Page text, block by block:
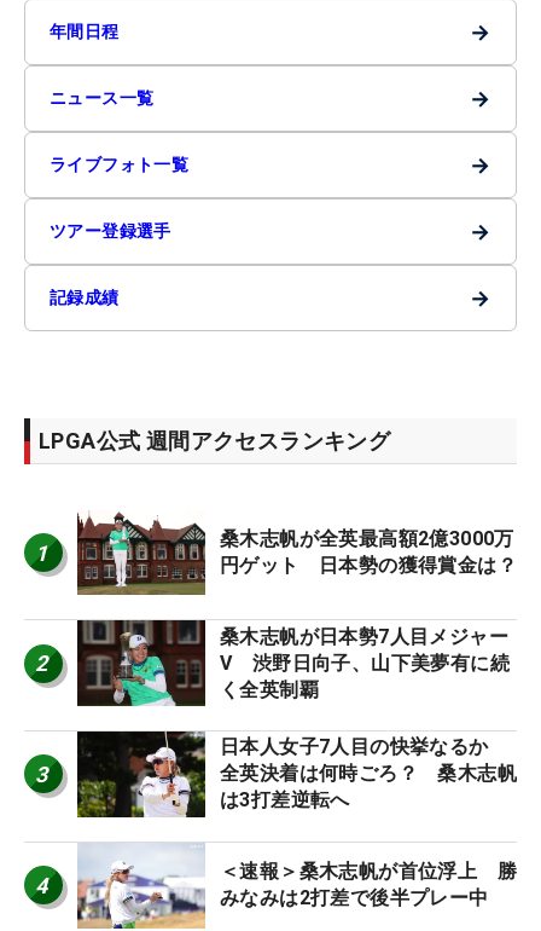
年間日程 →
ニュース一覧 →
ライブフォト一覧 →
ツアー登録選手 →
記録成績 →
LPGA公式 週間アクセスランキング
1
桑木志帆が全英最高額2億3000万
円ゲット 日本勢の獲得賞金は？
2
桑木志帆が日本勢7人目メジャー
V 渋野日向子、山下美夢有に続
く全英制覇
3
日本人女子7人目の快挙なるか
全英決着は何時ごろ？ 桑木志帆
は3打差逆転へ
4
＜速報＞桑木志帆が首位浮上 勝
みなみは2打差で後半プレー中